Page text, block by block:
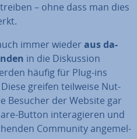
– ohne dass man dies
immer wieder aus da­
in die Dis­kus­si­on
häufig für Plug-ins
greifen teilweise Nut­
Besucher der Website gar
Button in­ter­agie­ren und
Community an­ge­mel­